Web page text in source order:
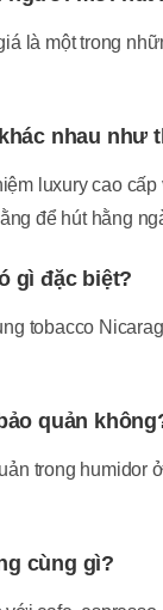
là một trong
nhau như
luxury cao
để hút hằng
gì đặc biệt?
tobacco
quản
trong humidor
cùng gì?